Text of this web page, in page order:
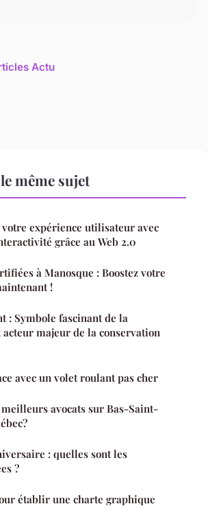
Actu
même sujet
expérience utilisateur avec
grâce au Web 2.0
à Manosque : Boostez votre
!
: Symbole fascinant de la
majeur de la conservation
avec un volet roulant pas cher
avocats sur Bas-Saint-
: quelles sont les
?
établir une charte graphique